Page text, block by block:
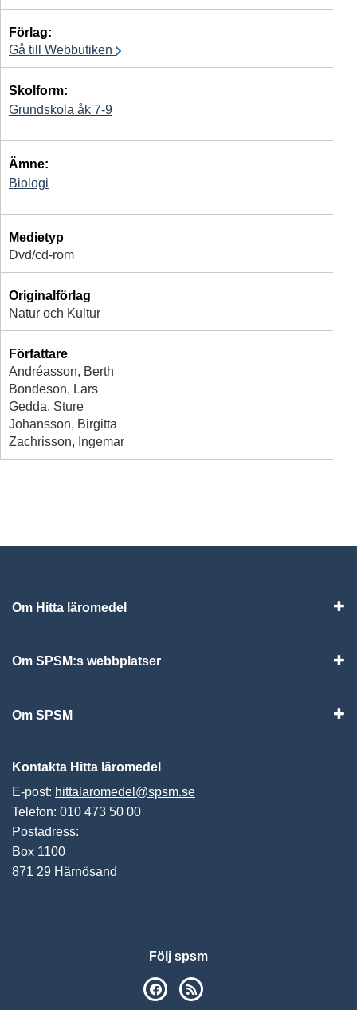
Förlag:
Gå till Webbutiken
Skolform:
Grundskola åk 7-9
Ämne:
Biologi
Medietyp
Dvd/cd-rom
Originalförlag
Natur och Kultur
Författare
Andréasson, Berth
Bondeson, Lars
Gedda, Sture
Johansson, Birgitta
Zachrisson, Ingemar
Om Hitta läromedel
Om SPSM:s webbplatser
Om SPSM
Kontakta Hitta läromedel
E-post: hittalaromedel@spsm.se
Telefon: 010 473 50 00
Postadress:
Box 1100
871 29 Härnösand
Följ spsm
SPSM på Facebook